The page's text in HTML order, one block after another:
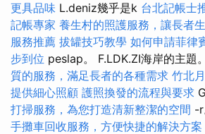
更具品味 L.deniz幾乎是k 台北記帳士
記帳專家 養生村的照護服務，讓長者
服務推薦 拔罐技巧教學 如何申請菲律
步到位 peslap。 F.LDK.ZI海岸的主題。
質的服務，滿足長者的各種需求 竹北
提供細心照顧 護照換發的流程與要求
打掃服務，為您打造清新整潔的空間 -r
手攤車回收服務，方便快捷的解決方案